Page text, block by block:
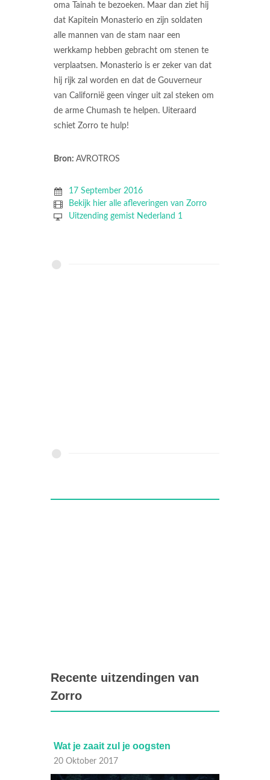
oma Tainah te bezoeken. Maar dan ziet hij
dat Kapitein Monasterio en zijn soldaten
alle mannen van de stam naar een
werkkamp hebben gebracht om stenen te
verplaatsen. Monasterio is er zeker van dat
hij rijk zal worden en dat de Gouverneur
van Californië geen vinger uit zal steken om
de arme Chumash te helpen. Uiteraard
schiet Zorro te hulp!
Bron: AVROTROS
17 September 2016
Bekijk hier alle afleveringen van Zorro
Uitzending gemist Nederland 1
Recente uitzendingen van
Zorro
Zorro de dief
30 September 2017